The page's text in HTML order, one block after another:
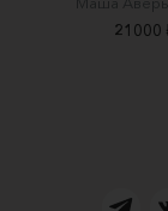
21000